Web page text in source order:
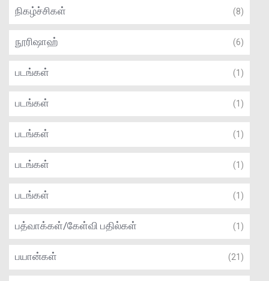
நிகழ்ச்சிகள் (8)
நூரிஷாஹ் (6)
படங்கள் (1)
படங்கள் (1)
படங்கள் (1)
படங்கள் (1)
படங்கள் (1)
பத்வாக்கள்/கேள்வி பதில்கள் (1)
பயான்கள் (21)